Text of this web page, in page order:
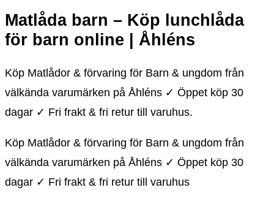
Matlåda barn – Köp lunchlåda
för barn online | Åhléns
Köp Matlådor & förvaring för Barn & ungdom från
välkända varumärken på Åhléns ✓ Öppet köp 30
dagar ✓ Fri frakt & fri retur till varuhus.
Köp Matlådor & förvaring för Barn & ungdom från
välkända varumärken på Åhléns ✓ Öppet köp 30
dagar ✓ Fri frakt & fri retur till varuhus